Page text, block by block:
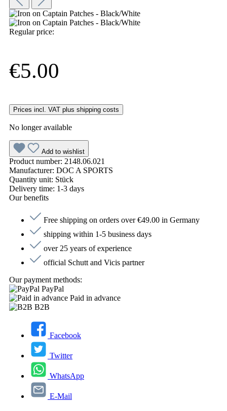
Regular price:
€5.00
Prices incl. VAT plus shipping costs
No longer available
Add to wishlist
Product number: 2148.06.021
Manufacturer: DOC A SPORTS
Quantity unit: Stück
Delivery time: 1-3 days
Our benefits
Free shipping on orders over €49.00 in Germany
shipping within 1-5 business days
over 25 years of experience
official Schutt and Vicis partner
Our payment methods:
PayPal
Paid in advance
B2B
Facebook
Twitter
WhatsApp
E-Mail